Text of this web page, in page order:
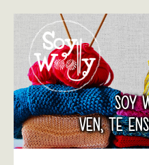
SOY
VEN, TE